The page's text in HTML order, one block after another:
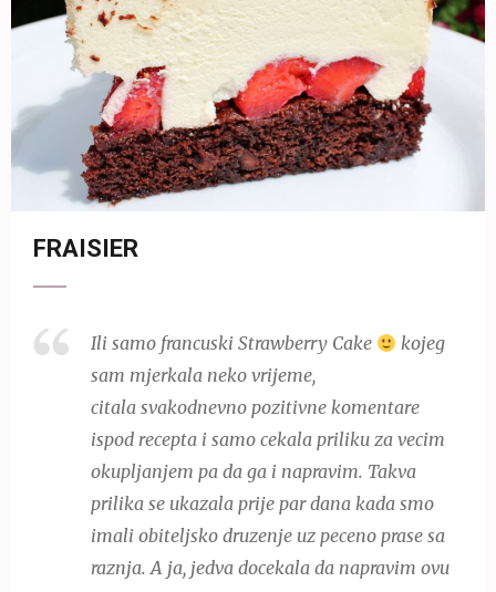
FRAISIER
Ili samo francuski Strawberry Cake
kojeg
sam mjerkala neko vrijeme,
citala svakodnevno pozitivne komentare
ispod recepta i samo cekala priliku za vecim
okupljanjem pa da ga i napravim. Takva
prilika se ukazala prije par dana kada smo
imali obiteljsko druzenje uz peceno prase sa
raznja. A ja, jedva docekala da napravim ovu